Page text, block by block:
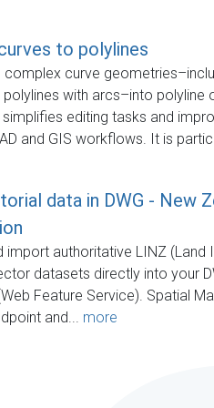
to polylines
complex curve
polylines with arcs–into polyline
editing tasks and
and GIS workflows. It is
data in DWG - New
import authoritative LINZ (Land
datasets directly into your
Feature Service). Spatial
and... more